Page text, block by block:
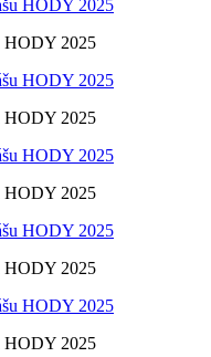
HODY 2025
HODY 2025
HODY 2025
HODY 2025
HODY 2025